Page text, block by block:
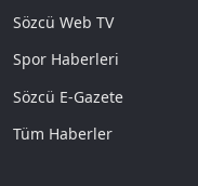
Sözcü Web TV
Spor Haberleri
Sözcü E-Gazete
Tüm Haberler